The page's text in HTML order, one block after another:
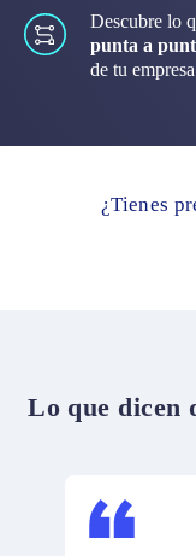
Descubre lo
punta a
de tu
¿Tienes
Lo que dicen